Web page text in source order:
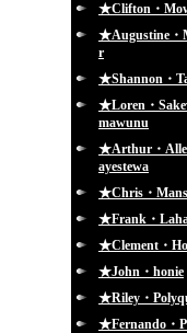
★Clifton・
★Augustine・
r
★Shannon・
★Loren・
mawunu
★Arthur・
ayestewa
★Chris・
★Frank・
★Clement・
★John・honie
★Riley・
★Fernando・